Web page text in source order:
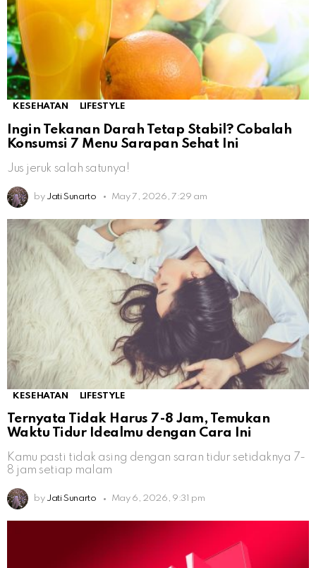
KESEHATAN LIFESTYLE
Ingin Tekanan Darah Tetap Stabil? Cobalah
Konsumsi 7 Menu Sarapan Sehat Ini
Jus jeruk salah satunya!
by Jati Sunarto May 7, 2026, 7:29 am
KESEHATAN LIFESTYLE
Ternyata Tidak Harus 7-8 Jam, Temukan
Waktu Tidur Idealmu dengan Cara Ini
Kamu pasti tidak asing dengan saran tidur setidaknya 7-
8 jam setiap malam
by Jati Sunarto May 6, 2026, 9:31 pm